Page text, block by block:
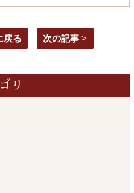
戻る 次の記事 >
リ